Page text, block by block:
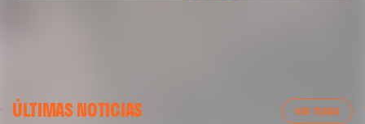
ÚLTIMAS NOTICIAS VER TODAS